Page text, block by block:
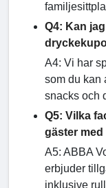
Q4: Kan
A4: Vi har
som du kan
snacks och
Q5: Vilka
gäster
A5: ABBA
erbjuder
inklusive